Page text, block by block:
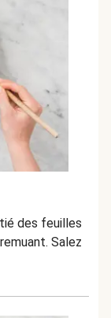
des feuilles
Salez